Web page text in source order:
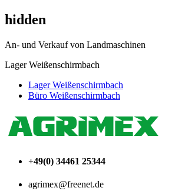
hidden
An- und Verkauf von Landmaschinen
Lager Weißenschirmbach
Lager Weißenschirmbach
Büro Weißenschirmbach
+49(0) 34461 25344
agrimex@freenet.de